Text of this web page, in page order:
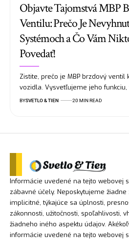
Objavte Tajomstvá MBP
Ventilu: Prečo Je
Systémoch a Čo Vám
Povedať!
Zistite, prečo je MBP brzdový ventil
vozidla. Vysvetľujeme jeho
BYSVETLO & TIEN 20 MIN READ
Informácie uvedené na tejto webovej
zábavné účely. Neposkytujeme
implicitné, týkajúce sa úplnosti,
zákonnosti, užitočnosti, spoľahlivosti,
žiadneho iného aspektu údajov.
informácie uvedené na tejto webovej